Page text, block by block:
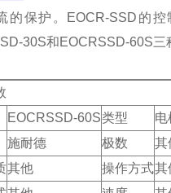
的保护。EOCR-SSD的
30S和EOCRSSD-60S
EOCRSSD-60S类型
电
施耐德 极数
其
其他 操作方式其